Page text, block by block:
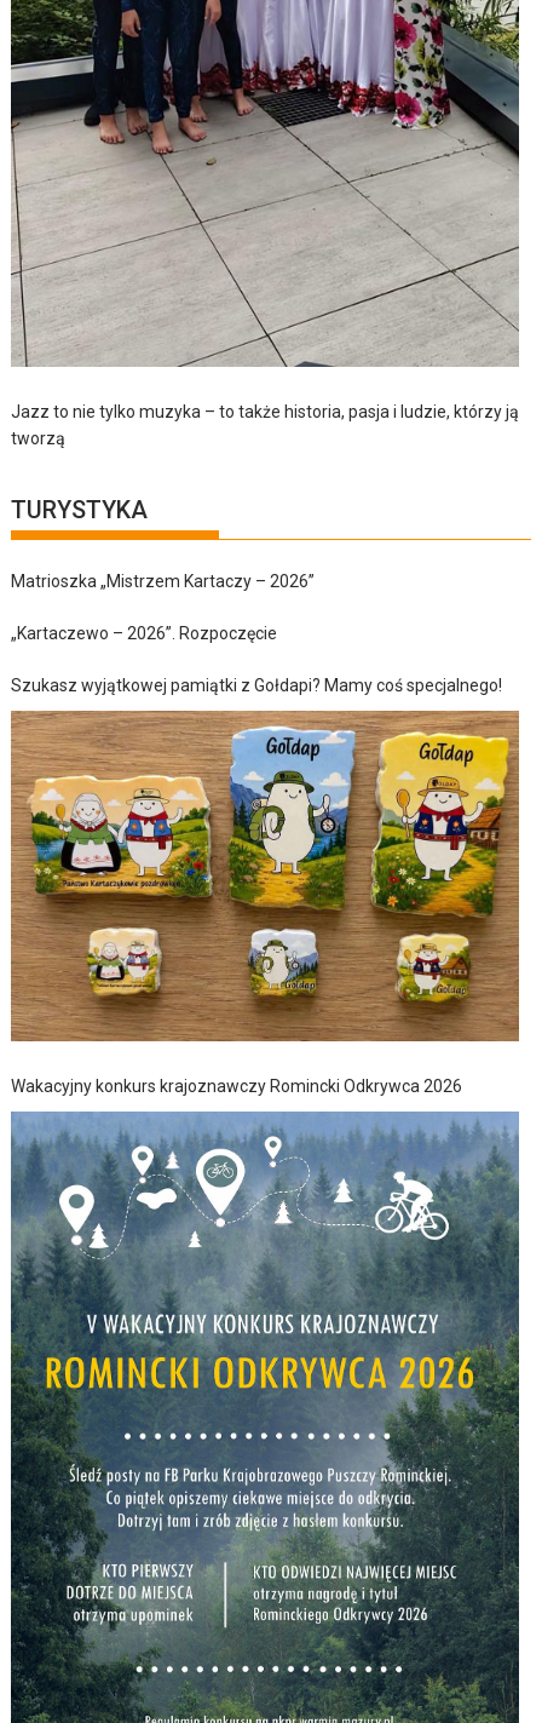
Jazz to nie tylko muzyka – to także historia, pasja i ludzie, którzy ją
tworzą
TURYSTYKA
Matrioszka „Mistrzem Kartaczy – 2026”
„Kartaczewo – 2026”. Rozpoczęcie
Szukasz wyjątkowej pamiątki z Gołdapi? Mamy coś specjalnego!
Wakacyjny konkurs krajoznawczy Romincki Odkrywca 2026